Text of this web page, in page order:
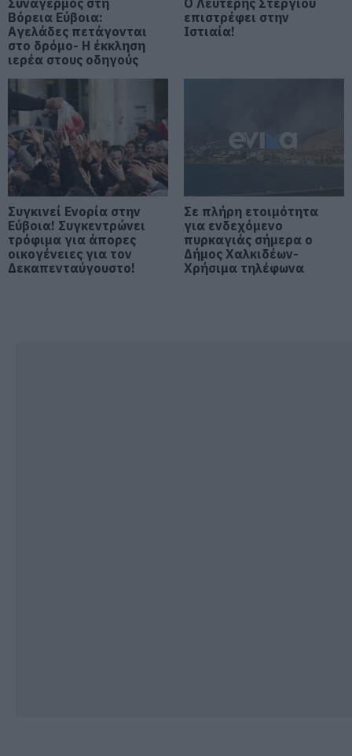
09.08.2026 | 09:40
Σε αυτή την Ενορία του Οσίου
Ιωάννη του Ρώσσου λειτούργησε
χθες ο Μητροπολίτης Χαλκίδος
09.08.2026 | 09:20
Νότια Εύβοια: Μεγάλο Beach Party
σήμερα στη Γαλάζια Λίμνη! Εσύ θα
λείπεις;
09.08.2026 | 09:00
Εορτολόγιο: Ποιοι γιορτάζουν
σήμερα, Κυριακή 9 Αυγούστου
09.08.2026 | 08:40
Συναγερμός στη
Βόρεια Εύβοια:
Αγελάδες πετάγονται
στο δρόμο- Η έκκληση
ιερέα στους οδηγούς
Ο Λευτέρης Στεργίου
επιστρέφει στην
Ιστιαία!
Συγκινεί Ενορία στην
Εύβοια! Συγκεντρώνει
τρόφιμα για άπορες
οικογένειες για τον
Δεκαπενταύγουστο!
Σε πλήρη ετοιμότητα
για ενδεχόμενο
πυρκαγιάς σήμερα ο
Δήμος Χαλκιδέων-
Χρήσιμα τηλέφωνα